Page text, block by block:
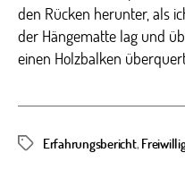
den Rücken herunter, als
der Hängematte lag und
einen Holzbalken
Schlagwörter
Erfahrungsbericht,